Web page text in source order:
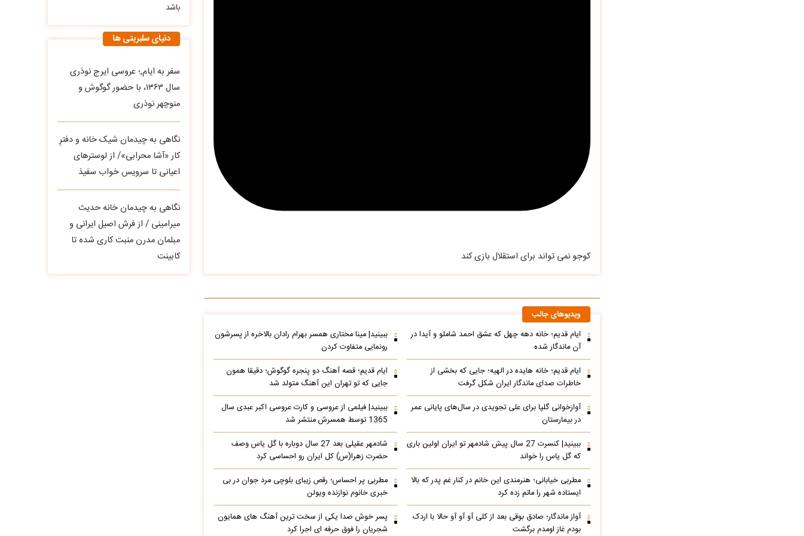
کوجو نمی تواند برای استقلال بازی کند
ویدیوهای جالب
ایام قدیم؛ خانه دهه چهل که عشق احمد شاملو و آیدا در
آن ماندگار شده
ببینید| مینا مختاری همسر بهرام رادان بالاخره از پسرشون
رونمایی متفاوت کردن
ایام قدیم؛ خانه هایده در الهیه؛ جایی که بخشی از
خاطرات صدای ماندگار ایران شکل گرفت
ایام قدیم؛ قصه آهنگ دو پنجره گوگوش؛ دقیقا همون
جایی که تو تهران این آهنگ متولد شد
آوازخوانی گلپا برای علی تجویدی در سال‌های پایانی عمر
در بیمارستان
ببینید| فیلمی از عروسی و کارت عروسی اکبر عبدی سال
1365 توسط همسرش منتشر شد
ببینید| کنسرت 27 سال پیش شادمهر تو ایران اولین باری
که گل یاس را خواند
شادمهر عقیلی بعد 27 سال دوباره با گل یاس وصف
حضرت زهرا(س) کل ایران رو احساسی کرد
مطربی خیابانی؛ هنرمندی این خانم در کنار غم پدر که بالا
ایستاده شهر را ماتم زده کرد
مطربی پر احساس؛ رقص زیبای بلوچی مرد جوان در بی
خبری خانوم نوازنده ویولن
آواز ماندگار؛ صادق بوقی بعد از کلی آو آو آو حالا با اردک
بودم غاز اومدم برگشت
پسر خوش صدا یکی از سخت ترین آهنگ های همایون
شجریان را فوق حرفه ای اجرا کرد
باشد
دنیای سلبریتی ها
سفر به ایام,؛ عروسی ایرج نوذری
سال ۱۳۶۳، با حضور گوگوش و
منوچهر نوذری
نگاهی به چیدمان شیک خانه و دفترِ
کار «آشا محرابی»/ از لوسترهای
اعیانی تا سرویس خواب سفیذ
نگاهی به چیدمان خانه حدیث
میرامینی / از فرش اصیل ایرانی و
مبلمان مدرن منبت‌ کاری‌ شده تا
کابینت